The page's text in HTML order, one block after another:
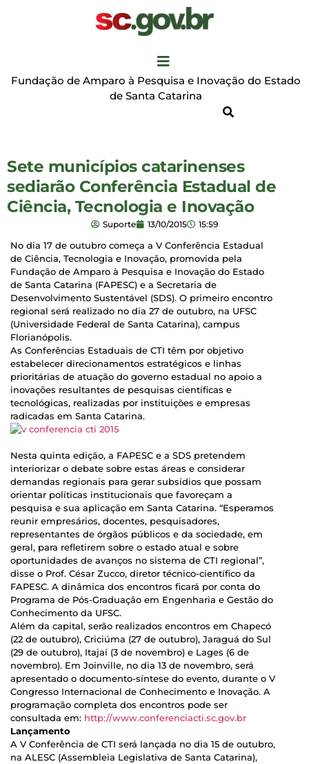
Fundação de Amparo à Pesquisa e Inovação do Estado
de Santa Catarina
Sete municípios catarinenses
sediarão Conferência Estadual de
Ciência, Tecnologia e Inovação
Suporte 13/10/2015 15:59
No dia 17 de outubro começa a V Conferência Estadual
de Ciência, Tecnologia e Inovação, promovida pela
Fundação de Amparo à Pesquisa e Inovação do Estado
de Santa Catarina (FAPESC) e a Secretaria de
Desenvolvimento Sustentável (SDS). O primeiro encontro
regional será realizado no dia 27 de outubro, na UFSC
(Universidade Federal de Santa Catarina), campus
Florianópolis.
As Conferências Estaduais de CTI têm por objetivo
estabelecer direcionamentos estratégicos e linhas
prioritárias de atuação do governo estadual no apoio a
inovações resultantes de pesquisas científicas e
tecnológicas, realizadas por instituições e empresas
radicadas em Santa Catarina.
Nesta quinta edição, a FAPESC e a SDS pretendem
interiorizar o debate sobre estas áreas e considerar
demandas regionais para gerar subsídios que possam
orientar políticas institucionais que favoreçam a
pesquisa e sua aplicação em Santa Catarina. “Esperamos
reunir empresários, docentes, pesquisadores,
representantes de órgãos públicos e da sociedade, em
geral, para refletirem sobre o estado atual e sobre
oportunidades de avanços no sistema de CTI regional”,
disse o Prof. César Zucco, diretor técnico-científico da
FAPESC. A dinâmica dos encontros ficará por conta do
Programa de Pós-Graduação em Engenharia e Gestão do
Conhecimento da UFSC.
Além da capital, serão realizados encontros em Chapecó
(22 de outubro), Criciúma (27 de outubro), Jaraguá do Sul
(29 de outubro), Itajaí (3 de novembro) e Lages (6 de
novembro). Em Joinville, no dia 13 de novembro, será
apresentado o documento-síntese do evento, durante o V
Congresso Internacional de Conhecimento e Inovação. A
programação completa dos encontros pode ser
consultada em: http://www.conferenciacti.sc.gov.br
Lançamento
A V Conferência de CTI será lançada no dia 15 de outubro,
na ALESC (Assembleia Legislativa de Santa Catarina),